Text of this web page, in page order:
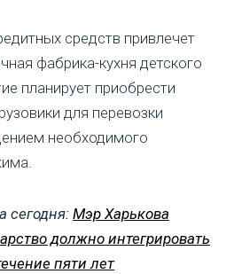
средств привлечет
фабрика-кухня детского
планирует приобрести
для перевозки
необходимого
сегодня: Мэр Харькова
должно интегрировать
пяти лет